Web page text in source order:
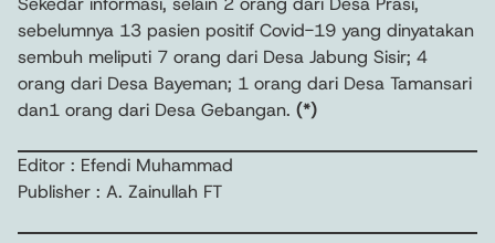
sebelumnya 13 pasien positif Covid-19 yang dinyatakan
sembuh meliputi 7 orang dari Desa Jabung Sisir; 4
orang dari Desa Bayeman; 1 orang dari Desa Tamansari
dan1 orang dari Desa Gebangan. (*)
Editor : Efendi Muhammad
Publisher : A. Zainullah FT